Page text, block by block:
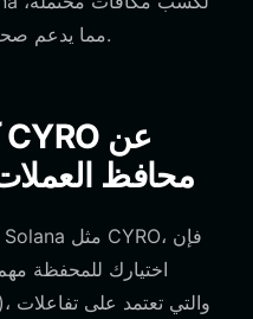
مما يدعم صحة سوق العملة بشكل مباشر.
محافظ
اختيارك للمحفظة